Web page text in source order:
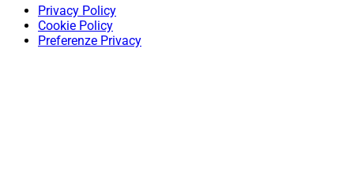
Privacy Policy
Cookie Policy
Preferenze Privacy